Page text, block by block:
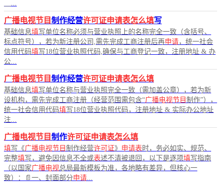
广播电视节目制作经营许可证申请表怎么填写
基础信息填写单位名称必须与营业执照上的名称完全一致（含括号、
标点符号），若为新注册公司,需先完成工商注册后再申请，统一社会
信用代码填写18位营业执照代码,确保与工商登记一致，注册地址 & 办
公...
广播电视节目制作经营许可证申请表怎么填
基础信息填写单位名称与营业执照完全一致（需加盖公章），若为新
设机构，需先完成工商注册（经营范围需包含“广播电视节目 制作”），
统一社会信用代码填写18位营业执照代码，注册地址 & 实际办公地址
注...
广播电视节目制作许可证申请表怎么填
填写《广播电视节目 制作经营许可证》 申请表 时，务必如实、规范、
完整填写，避免因信息不全或表述不清被退回，以下是逐项填写指南
（以国家广播电视总局最新模板为准，各地略有差异，但核心一
致）：📄一、封面部分申请